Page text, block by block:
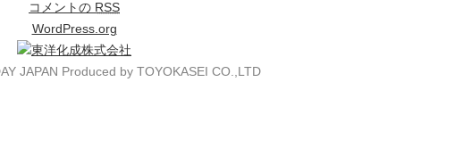
コメントの RSS
WordPress.org
JAPAN Produced by TOYOKASEI CO.,LTD